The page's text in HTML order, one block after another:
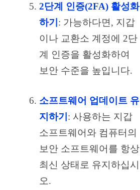
2단계 인증(2FA) 활성화
하기 : 가능하다면, 지갑
이나 교환소 계정에 2단
계 인증을 활성화하여
보안 수준을 높입니다.
소프트웨어 업데이트 유
지하기 : 사용하는 지갑
소프트웨어와 컴퓨터의
보안 소프트웨어를 항상
최신 상태로 유지하십시
오.